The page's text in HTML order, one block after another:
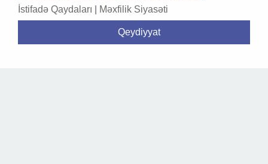
İstifadə Qaydaları Məxfilik Siyasəti
Qeydiyyat